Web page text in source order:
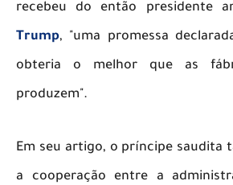
recebeu do então presidente
Trump, "uma promessa
obteria o melhor que as
produzem".
​Em seu artigo, o príncipe saudita
a cooperação entre a